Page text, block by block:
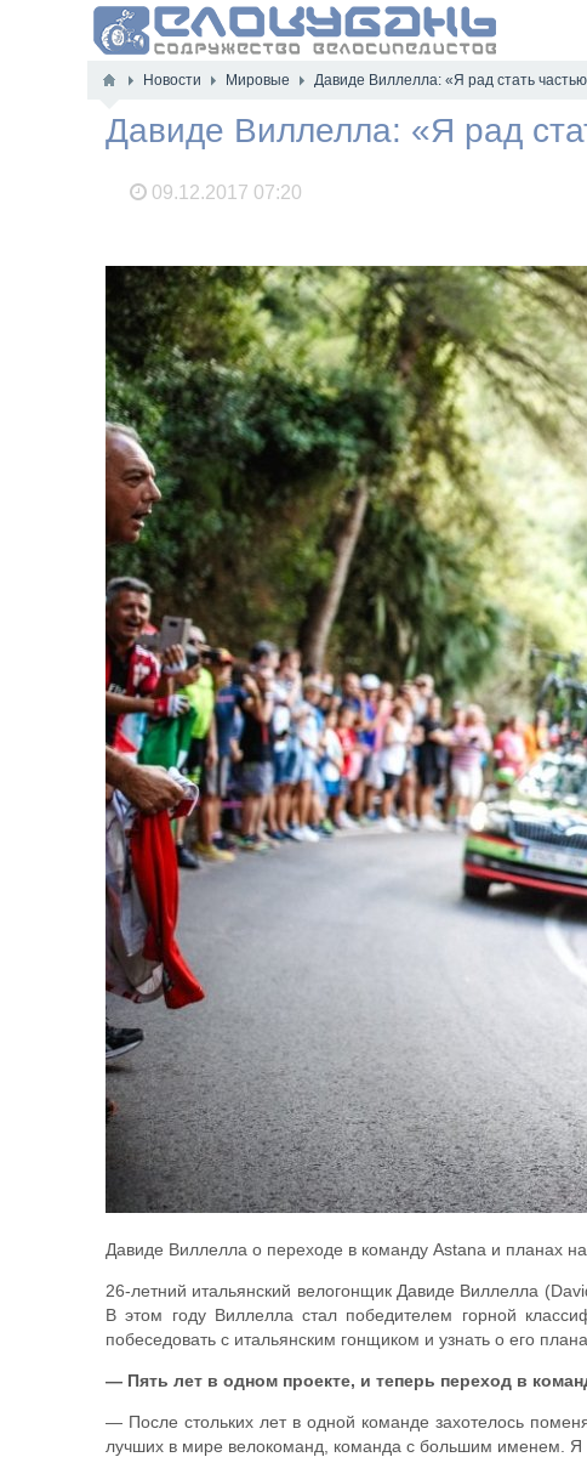
Новости Мировые Давиде Виллелла: «Я рад стать
Давиде Виллелла: «Я рад
09.12.2017 07:20
Давиде Виллелла о переходе в команду Astana и планах
26-летний итальянский велогонщик Давиде Виллелла
В этом году Виллелла стал победителем горной
побеседовать с итальянским гонщиком и узнать о его
— Пять лет в одном проекте, и теперь переход в
— После стольких лет в одной команде захотелось
лучших в мире велокоманд, команда с большим именем. Я